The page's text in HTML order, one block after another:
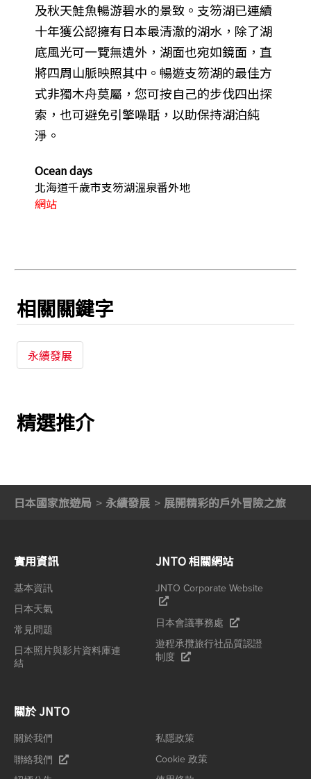
及秋天鮭魚暢游碧水的景致。支笏湖已連續
十年獲公認擁有日本最清澈的湖水，除了湖
底風光可一覽無遺外，湖面也宛如鏡面，直
將四周山脈映照其中。暢遊支笏湖的最佳方
式非獨木舟莫屬，您可按自己的步伐四出探
索，也可避免引擎噪聒，以助保持湖泊純
淨。
Ocean days
北海道千歲市支笏湖溫泉番外地
網站
相關關鍵字
永續發展
精選推介
日本國家旅遊局 永續發展 展開精彩的戶外冒險之旅
實用資訊
基本資訊
日本天氣
常見問題
日本照片與影片資料庫連
結
JNTO 相關網站
JNTO Corporate Website
日本會議事務處
遊程承攬旅行社品質認證
制度
關於 JNTO
關於我們
聯絡我們
私隱政策
Cookie 政策